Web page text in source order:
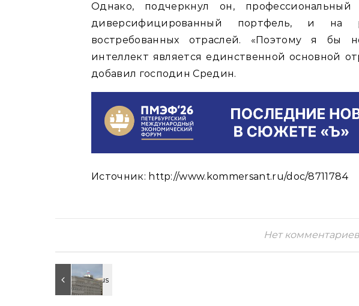
Однако, подчеркнул он,
диверсифицированный портфель, и на
востребованных отраслей. «Поэтому я бы
интеллект является единственной основной
добавил господин Средин.
Источник: http://www.kommersant.ru/doc/8711784
Нет комментариев